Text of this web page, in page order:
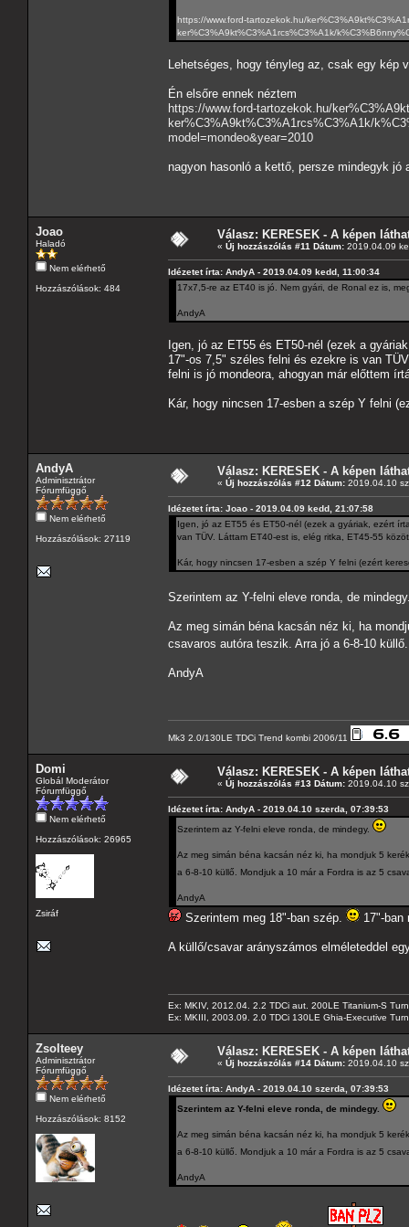
https://www.ford-tartozekok.hu/
ker%C3%A9kt%C3%A1rcs%C3%A1k/
Lehetséges, hogy tényleg az, csak egy
Én elsőre ennek néztem
https://www.ford-tartozekok.hu/
ker%C3%A9kt%C3%A1rcs%C3%A1k/
model=mondeo&year=2010
nagyon hasonló a kettő, persze mindegyk
Joao
Haladó
Nem elérhető
Hozzászólások: 484
Válasz: KERESEK - A képen
« Új hozzászólás #11 Dátum: 2019.04.09
Idézetet írta: AndyA - 2019.04.09 kedd, 11:00:34
17x7,5-re az ET40 is jó. Nem gyári, de Ronal ez is,
AndyA
Igen, jó az ET55 és ET50-nél (ezek a
17"-os 7,5" széles felni és ezekre is van
felni is jó mondeora, ahogyan már előttem
Kár, hogy nincsen 17-esben a szép Y felni
AndyA
Adminisztrátor
Fórumfüggő
Nem elérhető
Hozzászólások: 27119
Válasz: KERESEK - A képen
« Új hozzászólás #12 Dátum: 2019.04.10
Idézetet írta: Joao - 2019.04.09 kedd, 21:07:58
Igen, jó az ET55 és ET50-nél (ezek a gyáriak, ezért
van TÜV. Láttam ET40-est is, elég ritka, ET45-55
Kár, hogy nincsen 17-esben a szép Y felni (ezért
Szerintem az Y-felni eleve ronda, de
Az meg simán béna kacsán néz ki, ha
csavaros autóra teszik. Arra jó a 6-8-10
AndyA
Mk3 2.0/130LE TDCi Trend kombi 2006/11
Domi
Globál Moderátor
Fórumfüggő
Nem elérhető
Hozzászólások: 26965
Zsiráf
Válasz: KERESEK - A képen
« Új hozzászólás #13 Dátum: 2019.04.10
Idézetet írta: AndyA - 2019.04.10 szerda, 07:39:53
Szerintem az Y-felni eleve ronda, de mindegy.
Az meg simán béna kacsán néz ki, ha mondjuk 5
a 6-8-10 küllő. Mondjuk a 10 már a Fordra is az 5
AndyA
Szerintem meg 18"-ban szép. 17"-ban
A küllő/csavar arányszámos elméleteddel
Ex: MKIV, 2012.04. 2.2 TDCi aut. 200LE Titanium-S
Ex: MKIII, 2003.09. 2.0 TDCi 130LE Ghia-Executive
Zsolteey
Adminisztrátor
Fórumfüggő
Nem elérhető
Hozzászólások: 8152
Válasz: KERESEK - A képen
« Új hozzászólás #14 Dátum: 2019.04.10
Idézetet írta: AndyA - 2019.04.10 szerda, 07:39:53
Szerintem az Y-felni eleve ronda, de mindegy.
Az meg simán béna kacsán néz ki, ha mondjuk 5
a 6-8-10 küllő. Mondjuk a 10 már a Fordra is az 5
AndyA